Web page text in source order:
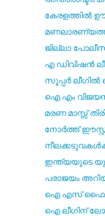
കേരളത്തിൽ
ജില്ലാ
എ ഡിവിഷൻ
സൂപ്പർ ലീഗിൽ
ഐ എം
മരണ മാസ്സ്
നോർത്ത്
ഇന്ത്യയുടെ
പരാജയം
ഐ എസ്
ഐ ലീഗിന്